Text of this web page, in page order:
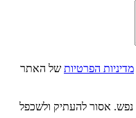
מדיניות הפרטיות של האתר
נפש. אסור להעתיק ולשכפל